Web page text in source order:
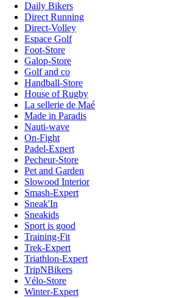
Daily Bikers
Direct Running
Direct-Volley
Espace Golf
Foot-Store
Galop-Store
Golf and co
Handball-Store
House of Rugby
La sellerie de Maé
Made in Paradis
Nauti-wave
On-Fight
Padel-Expert
Pecheur-Store
Pet and Garden
Slowood Interior
Smash-Expert
Sneak'In
Sneakids
Sport is good
Training-Fit
Trek-Expert
Triathlon-Expert
TripNBikers
Vélo-Store
Winter-Expert